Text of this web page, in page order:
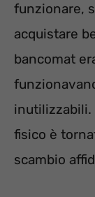
funzionare,
acquistare
bancomat
inutilizzabili.
fisico è
scambio